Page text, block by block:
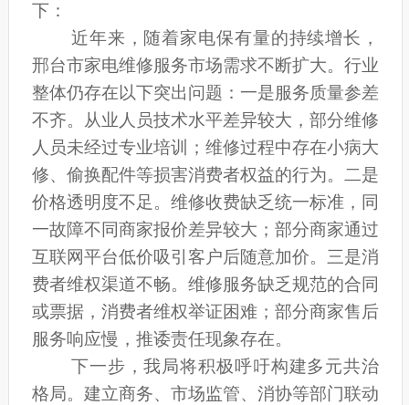
下：
近年来，随着家电保有量的持续增长，
邢台市家电维修服务市场需求不断扩大。行业
整体仍存在以下突出问题：一是服务质量参差
不齐。 从业人员技术水平差异较大，部分维修
人员未经过专业培训；维修过程中存在小病大
修、偷换配件等损害消费者权益的行为。二是
价格透明度不足 。维修收费缺乏统一标准，同
一故障不同商家报价差异较大；部分商家通过
互联网平台低价吸引客户后随意加价。三是消
费者维权渠道不畅。维修服务缺乏规范的合同
或票据，消费者维权举证困难；部分商家售后
服务响应慢，推诿责任现象存在。
下一步，我局将积极呼吁构建多元共治
格局。 建立商务、市场监管、消协等部门联动